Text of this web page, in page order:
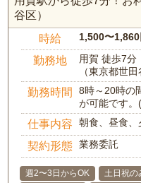
谷区）
時給 1,500〜1,860
勤務地
用賀 徒歩7分
（東京都世田
勤務時間
8時～20時の
が可能です
仕事内容 朝食、昼食
契約形態 業務委託
週2〜3日からOK 土日祝の